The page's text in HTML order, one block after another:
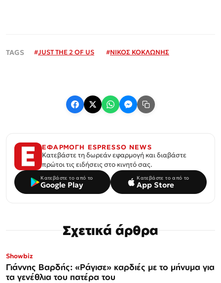
#JUST THE 2 OF US #ΝΙΚΟΣ ΚΟΚΛΩΝΗΣ
ΕΦΑΡΜΟΓΗ ESPRESSO NEWS
Κατεβάστε τη δωρεάν εφαρμογή και διαβάστε
πρώτοι τις ειδήσεις στο κινητό σας.
Κατεβάστε το από το
Google Play
Κατεβάστε το από το
App Store
Σχετικά άρθρα
Showbiz
Γιάννης Βαρδής: «Ράγισε» καρδιές με το μήνυμα για
τα γενέθλια του πατέρα του